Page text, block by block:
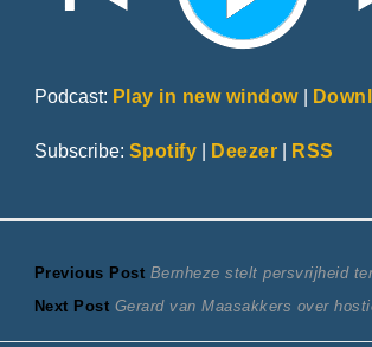
Podcast: Play in new window|
Subscribe: Spotify Deezer RSS
Bericht
Previous Post Previous
post:
Bernheze stelt persvrijheid
Next Post Next
post:
Gerard van Maasakkers over